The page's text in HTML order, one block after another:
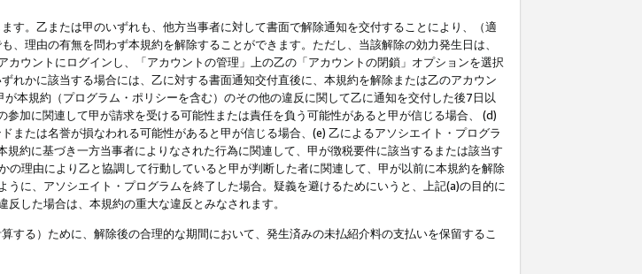
す。乙または甲のいずれも、他方当事者に対して書面で解除通知を交付することにより、（適
理由の有無を問わず本規約を解除することができます。ただし、当該解除の効力発生日は、
ウントにログインし、「アカウントの管理」上の乙の「アカウントの閉鎖」オプションを選択
れかに該当する場合には、乙に対する書面通知交付直後に、本規約を解除または乙のアカウン
本規約（プログラム・ポリシーを含む）のその他の違反に関して乙に通知を交付した後7日以
加に関連して甲が請求を受ける可能性または責任を負う可能性があると甲が信じる場合、 (d)
たは名誉が損なわれる可能性があると甲が信じる場合、(e) 乙によるアソシエイト・プログラ
約に基づき一方当事者によりなされた行為に関連して、甲が徴税要件に該当するまたは該当す
理由により乙と協調して行動していると甲が判断した者に関連して、甲が以前に本規約を解除
うに、アソシエイト・プログラムを終了した場合。疑義を避けるためにいうと、上記(a)の目的に
した場合は、本規約の重大な違反とみなされます。
る）ために、解除後の合理的な期間において、発生済みの未払紹介料の支払いを保留するこ